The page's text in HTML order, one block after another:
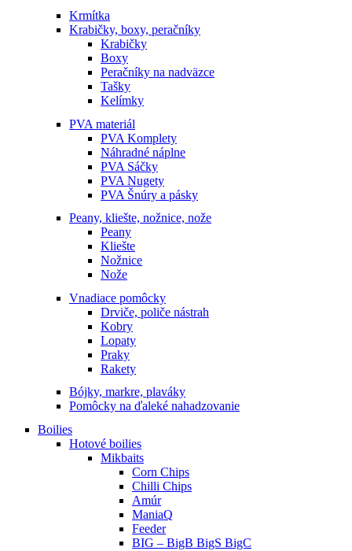
Krmítka
Krabičky, boxy, peračníky
Krabičky
Boxy
Peračníky na nadväzce
Tašky
Kelímky
PVA materiál
PVA Komplety
Náhradné náplne
PVA Sáčky
PVA Nugety
PVA Šnúry a pásky
Peany, kliešte, nožnice, nože
Peany
Kliešte
Nožnice
Nože
Vnadiace pomôcky
Drviče, poliče nástrah
Kobry
Lopaty
Praky
Rakety
Bójky, markre, plaváky
Pomôcky na ďaleké nahadzovanie
Boilies
Hotové boilies
Mikbaits
Corn Chips
Chilli Chips
Amúr
ManiaQ
Feeder
BIG – BigB BigS BigC